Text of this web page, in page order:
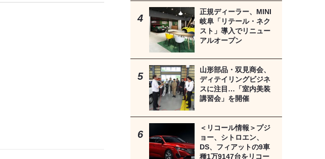
正規ディーラー、MINI
岐阜「リテール・ネク
スト」導入でリニュー
アルオープン
山形部品・双見商会、
ディテイリングビジネ
スに注目…「室内美装
講習会」を開催
＜リコール情報＞プジ
ョー、シトロエン、
DS、フィアットの9車
種1万9147台をリコー